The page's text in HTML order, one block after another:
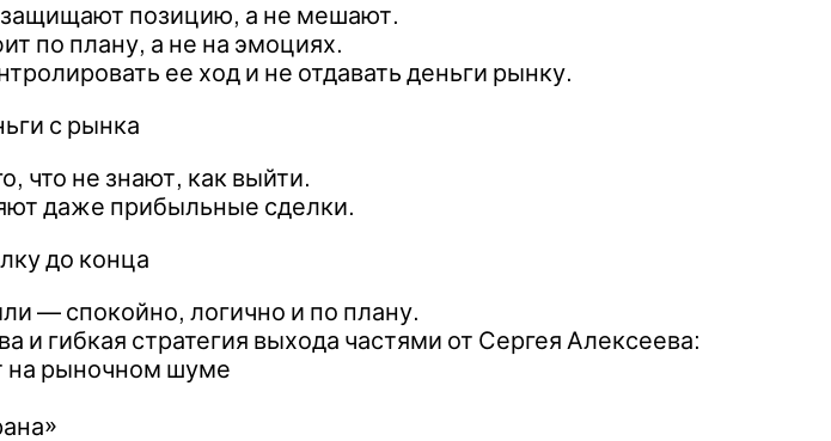
защищают позицию, а не мешают.
по плану, а не на эмоциях.
ее ход и не отдавать деньги рынку.
с рынка
что не знают, как выйти.
даже прибыльные сделки.
до конца
— спокойно, логично и по плану.
гибкая стратегия выхода частями от Сергея Алексеева:
на рыночном шуме